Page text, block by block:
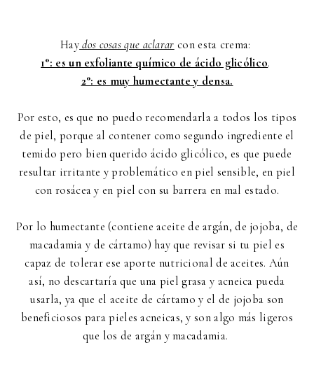
Hay dos cosas que aclarar con esta crema:
1°: es un exfoliante químico de ácido glicólico.
2°: es muy humectante y densa.
Por esto, es que no puedo recomendarla a todos los tipos
de piel, porque al contener como segundo ingrediente el
temido pero bien querido ácido glicólico, es que puede
resultar irritante y problemático en piel sensible, en piel
con rosácea y en piel con su barrera en mal estado.
Por lo humectante (contiene aceite de argán, de jojoba, de
macadamia y de cártamo) hay que revisar si tu piel es
capaz de tolerar ese aporte nutricional de aceites. Aún
así, no descartaría que una piel grasa y acneica pueda
usarla, ya que el aceite de cártamo y el de jojoba son
beneficiosos para pieles acneicas, y son algo más ligeros
que los de argán y macadamia.